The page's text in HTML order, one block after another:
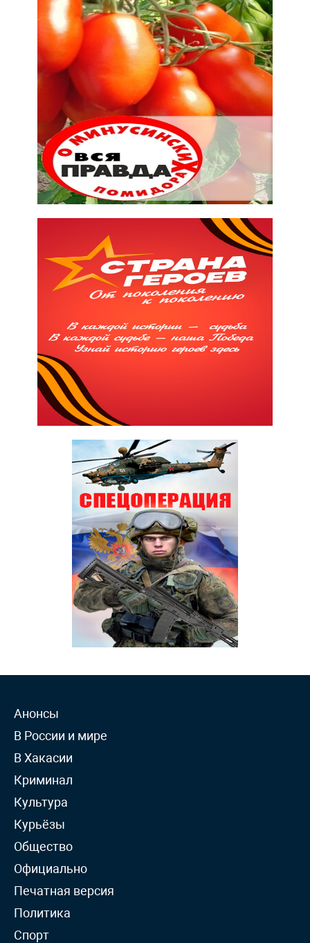
Анонсы
В России и мире
В Хакасии
Криминал
Культура
Курьёзы
Общество
Официально
Печатная версия
Политика
Спорт